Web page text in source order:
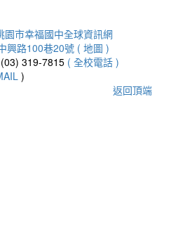
園市幸福國中全球資訊網
興路100巷20號 ( 地圖 )
319-7815 ( 全校電話 )
)
返回頂端